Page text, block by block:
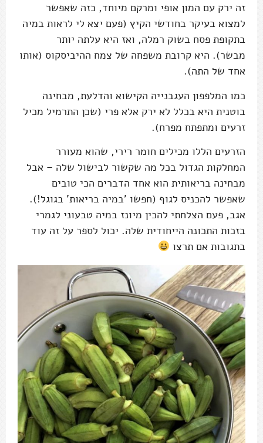
זה ירק עם המון אופי ומרקם מיוחד, כזה שאפשר
למצוא בעיקר בחודשי הקיץ (פעם יצא לי לראות במיה
בתקופת פסח בשוק רמלה, ואז היא עלתה יותר
מבשר). היא קרובת משפחה של צמח ההיביסקוס (אותו
אחד של התה).
כמו המלפפון העגבנייה הקישוא והדלעת, מבחינה
בוטנית היא בכלל לא ירק אלא פרי (שכן התרמיל מכיל
זרעים ומתפתח מפרח).
הזרעים הללו מכילים חומר רירי, שהוא מעורר
המחלקות הגדול בכל מה שקשור לבישול שלה – אבל
מבחינה בריאותית הוא אחד הדברים הכי טובים
שאפשר להכניס לגוף (חפשו 'במיה בריאות' בגוגל!).
אגב, פעם הצלחתי להכין מיונז במיה טבעוני לגמרי
בזכות התכונה הייחודית שלה. יכול לספר על זה עוד
בתגובות אם תרצו